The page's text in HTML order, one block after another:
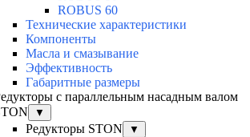
ROBUS 60
Технические характеристики
Компоненты
Масла и смазывание
Эффективность
Габаритные размеры
с параллельным насадным валом
▼
Редукторы STON ▼